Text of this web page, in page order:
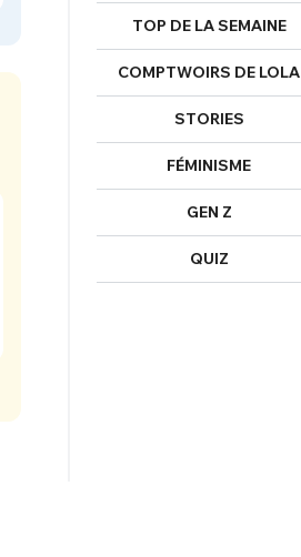
TOP DE LA SEMAINE
COMPTWOIRS DE LOLA
STORIES
FÉMINISME
GEN Z
QUIZ